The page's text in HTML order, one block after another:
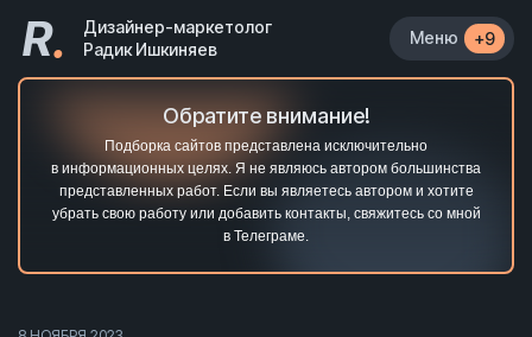
R.
Дизайнер-маркетолог
Радик Ишкиняев
Меню +9
Обратите внимание!
Подборка сайтов представлена исключительно
в информационных целях. Я не являюсь автором большинства
представленных работ. Если вы являетесь автором и хотите
убрать свою работу или добавить контакты, свяжитесь со мной
в Телеграме.